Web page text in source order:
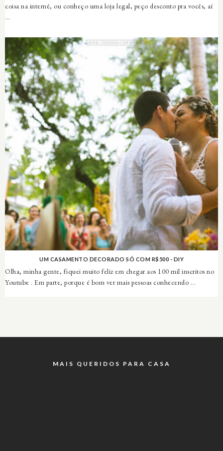
coisa na internê, ou conheço uma loja legal, peço desconto pra vocês, aí
...
UM CASAMENTO DECORADO SÓ COM R$500 - DIY
Olha, minha gente, fiquei muito feliz em chegar aos 100 mil inscritos no
Youtube . Em parte, porque é bom ver mais pessoas conhecendo ...
MAIS QUERIDOS PARA CASA